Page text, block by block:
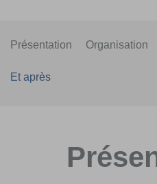
Présentation Organisation
Et après